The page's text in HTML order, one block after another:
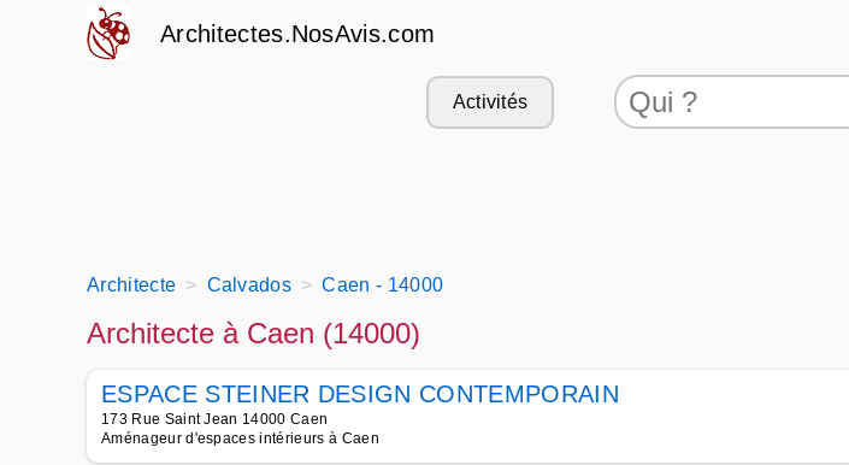
Architectes.NosAvis.com
Activités
Architecte Calvados Caen - 14000
Architecte à Caen (14000)
ESPACE STEINER DESIGN CONTEMPORAIN
173 Rue Saint Jean 14000 Caen
Aménageur d'espaces intérieurs à Caen